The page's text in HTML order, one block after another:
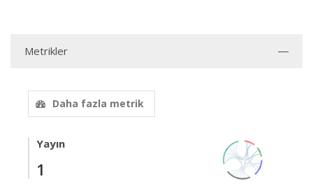
Metrikler
Daha fazla metrik
Yayın
1